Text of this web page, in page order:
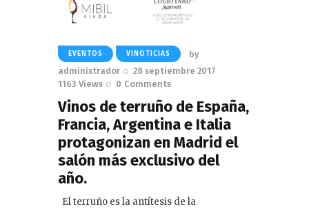
EVENTOS VINOTICIAS
by
administrador
28 septiembre 2017
1163 Views 0 Comments
Vinos de terruño de España,
Francia, Argentina e Italia
protagonizan en Madrid el
salón más exclusivo del
año.
El terruño es la antítesis de la